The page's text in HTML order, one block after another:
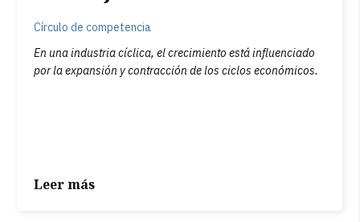
Círculo de competencia
En una industria cíclica, el crecimiento está influenciado
por la expansión y contracción de los ciclos económicos.
Leer más